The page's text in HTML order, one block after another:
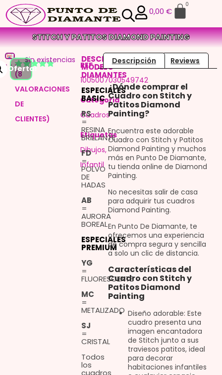
0,00 €
0
STITCH Y PATITOS DIAMOND PAINTING
¡Oferta!
Valorado
con4.75
de 5 en
8
valoraciones
clientes
(8
VALORACIONES
DE
CLIENTES)
Sin existencias
REF
1005007030549742
Categoria
Cuadros
Etiquetas
Dibujos,
Infantil
DESCRIPCION
MODELO
DIAMANTES
ESPECIALES
BASIC
RS
=
RESINA
BRILLANTE
FD
=
POLVO
DE
HADAS
AB
=
AURORA
BOREAL
ESPECIALES
PREMIUM
YG
=
FLUORESCENTE
MC
=
METALIZADO
SJ
=
CRISTAL
Todos
los
cuadros
Descripción Reviews
¿Dónde comprar el
Cuadro con Stitch y
Patitos Diamond
Painting?
Encuentra este adorable
Cuadro con Stitch y Patitos
Diamond Painting y muchos
más en Punto De Diamante,
tu tienda online de Diamond
Painting.
No necesitas salir de casa
para adquirir tus cuadros
Diamond Painting.
En Punto De Diamante, te
ofrecemos una experiencia
de compra segura y sencilla
a solo un clic de distancia.
Características del
Cuadro con Stitch y
Patitos Diamond
Painting
Diseño adorable: Este
cuadro presenta una
imagen encantadora
de Stitch junto a sus
traviesos patitos, ideal
para decorar
habitaciones infantiles